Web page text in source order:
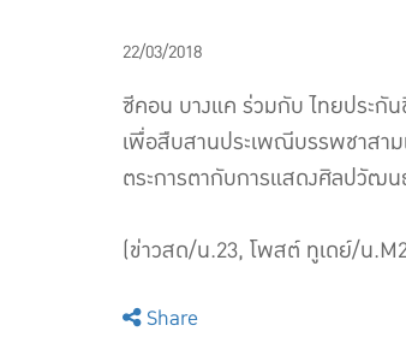
22/03/2018
ซีคอน บางแค ร่วมกับ ไทยประกั
เพื่อสืบสานประเพณีบรรพชาสา
ตระการตากับการแสดงศิลปวัฒ
(ข่าวสด/น.23, โพสต์ ทูเดย์/น
Share